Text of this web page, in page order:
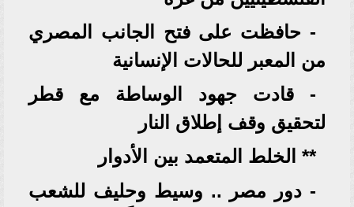
- حافظت على فتح الجانب المصري
من المعبر للحالات الإنسانية
- قادت جهود الوساطة مع قطر
لتحقيق وقف إطلاق النار
** الخلط المتعمد بين الأدوار
- دور مصر .. وسيط وحليف للشعب